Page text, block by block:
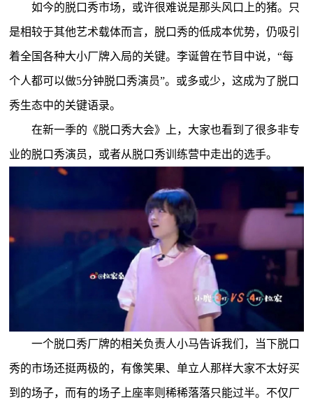
如今的脱口秀市场，或许很难说是那头风口上的猪。只
是相较于其他艺术载体而言，脱口秀的低成本优势，仍吸引
着全国各种大小厂牌入局的关键。李诞曾在节目中说，“每
个人都可以做5分钟脱口秀演员”。或多或少，这成为了脱口
秀生态中的关键语录。
在新一季的《脱口秀大会》上，大家也看到了很多非专
业的脱口秀演员，或者从脱口秀训练营中走出的选手。
一个脱口秀厂牌的相关负责人小马告诉我们，当下脱口
秀的市场还挺两极的，有像笑果、单立人那样大家不太好买
到的场子，而有的场子上座率则稀稀落落只能过半。不仅厂